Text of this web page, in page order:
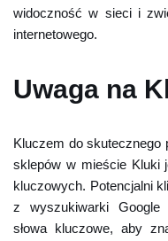
widoczność w sieci i
internetowego.
Uwaga na
Kluczem do skutecznego
sklepów w mieście Kluki
kluczowych. Potencjalni
z wyszukiwarki Google
słowa kluczowe, aby